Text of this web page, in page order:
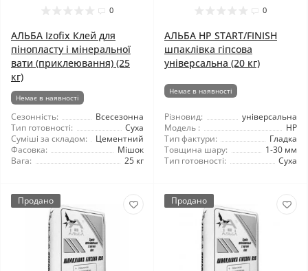
0
АЛЬБА Izofix Клей для
пінопласту і мінеральної
вати (приклеювання) (25
кг)
Немає в наявності
Сезонність:
Всесезонна
Тип готовності:
Суха
Суміші за складом:
Цементний
Фасовка:
Мішок
Вага:
25 кг
0
АЛЬБА HP START/FINISH
шпаклівка гіпсова
універсальна (20 кг)
Немає в наявності
Різновид:
універсальна
Модель :
HP
Тип фактури:
Гладка
Товщина шару:
1-30 мм
Тип готовності:
Суха
Продано Продано